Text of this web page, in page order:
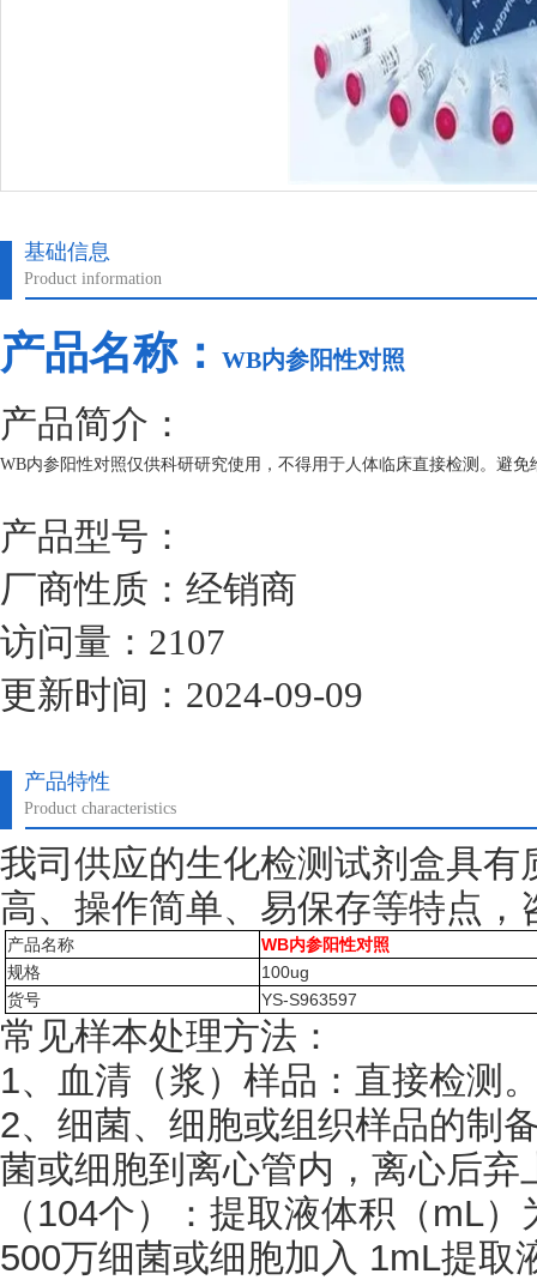
基础信息
Product information
产品名称： WB内参阳性对照
产品简介：
WB内参阳性对照仅供科研研究使用，不得用于人体临床直接检测。避
产品型号：
厂商性质：经销商
访问量：2107
更新时间：2024-09-09
产品特性
Product characteristics
我司供应的生化检测试剂盒具
高、操作简单、易保存等特点，
产品名称
WB内参阳性对照
规格
100ug
货号
YS-S963597
常见样本处理方法：
1、血清（浆）样品：直接检测
2、细菌、细胞或组织样品的制
菌或细胞到离心管内，离心后
（ 104个）：提取液体积（mL
500万细菌或细胞加入 1mL提取